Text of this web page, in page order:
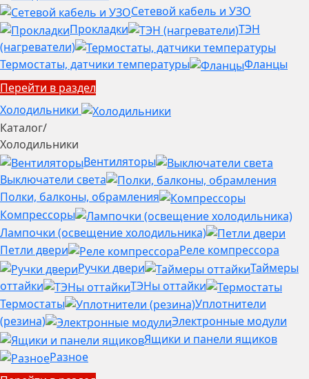
Сетевой кабель и УЗО
Прокладки
ТЭН
(нагреватели)
Термостаты, датчики температуры
Фланцы
Перейти в раздел
Холодильники
Каталог/
Холодильники
Вентиляторы
Выключатели света
Полки, балконы, обрамления
Компрессоры
Лампочки (освещение холодильника)
Петли двери
Реле компрессора
Ручки двери
Таймеры
оттайки
ТЭНы оттайки
Термостаты
Уплотнители
(резина)
Электронные модули
Ящики и панели ящиков
Разное